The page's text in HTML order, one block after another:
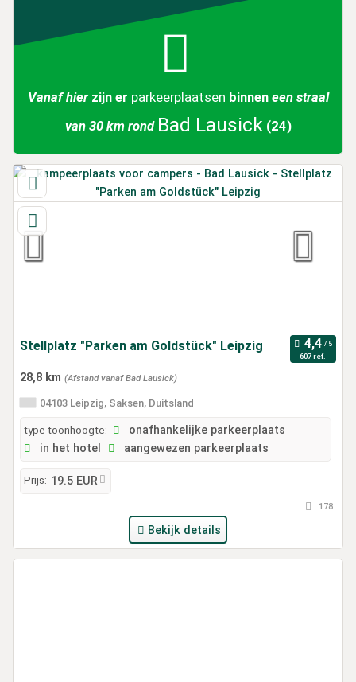
Vanaf hierzijn er parkeerplaatsen binnen een straal
van 30 km rond Bad Lausick (24)
Stellplatz "Parken am Goldstück" Leipzig
607 ref.
28,8 km (Afstand vanaf Bad Lausick)
04103 Leipzig, Saksen, Duitsland
type toonhoogte:
onafhankelijke parkeerplaats
in het hotel
aangewezen parkeerplaats
Prijs: 19.5 EUR
178
Bekijk details